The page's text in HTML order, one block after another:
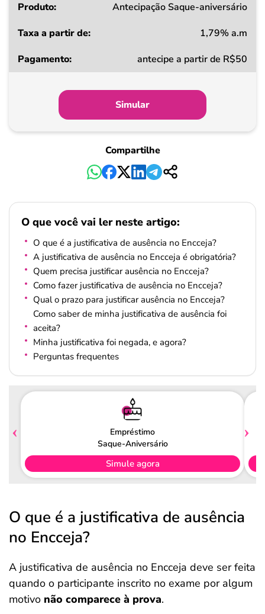
Antecipação Saque-aniversário
1,79% a.m
antecipe a partir de R$50
Simular
Compartilhe
O que você vai ler neste artigo:
O que é a justificativa de ausência no Encceja?
A justificativa de ausência no Encceja é obrigatória?
Quem precisa justificar ausência no Encceja?
Como fazer justificativa de ausência no Encceja?
Qual o prazo para justificar ausência no Encceja?
Como saber de minha justificativa de ausência foi
aceita?
Minha justificativa foi negada, e agora?
Perguntas frequentes
Empréstimo
Saque-Aniversário
Simule agora
O que é a justificativa de ausência
no Encceja?
A justificativa de ausência no Encceja deve ser feita
quando o participante inscrito no exame por algum
motivo não comparece à prova.